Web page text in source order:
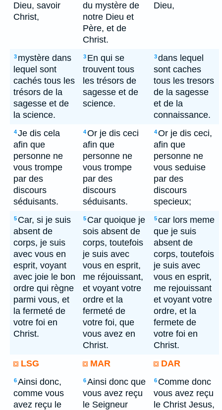
Dieu, savoir
Christ,
du mystère de
notre Dieu et
Père, et de
Christ.
Dieu,
3 mystère dans
lequel sont
cachés tous les
trésors de la
sagesse et de
la science.
3 En qui se
trouvent tous
les trésors de
sagesse et de
science.
3dans lequel
sont caches
tous les tresors
de la sagesse
et de la
connaissance.
4Je dis cela
afin que
personne ne
vous trompe
par des
discours
séduisants.
4Or je dis ceci
afin que
personne ne
vous trompe
par des
discours
séduisants.
4Or je dis ceci,
afin que
personne ne
vous seduise
par des
discours
specieux;
5 Car, si je suis
absent de
corps, je suis
avec vous en
esprit, voyant
avec joie le bon
ordre qui règne
parmi vous, et
la fermeté de
votre foi en
Christ.
5 Car quoique je
sois absent de
corps, toutefois
je suis avec
vous en esprit,
me réjouissant,
et voyant votre
ordre et la
fermeté de
votre foi, que
vous avez en
Christ.
5car lors meme
que je suis
absent de
corps, toutefois
je suis avec
vous en esprit,
me rejouissant
et voyant votre
ordre, et la
fermete de
votre foi en
Christ.
LSG
MAR DAR
6Ainsi donc,
comme vous
avez reçu le
6Ainsi donc que
vous avez reçu
le Seigneur
6 Comme donc
vous avez reçu
le Christ Jesus,